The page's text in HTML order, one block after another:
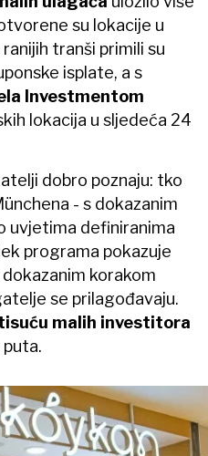
su lokacije u
tranši primili su
isplate, a s
Investmentom
lokacija u sljedeća 24
dobro poznaju: tko
- s dokazanim
uvjetima definiranima
programa pokazuje
korakom
se prilagođavaju.
malih investitora
puta.